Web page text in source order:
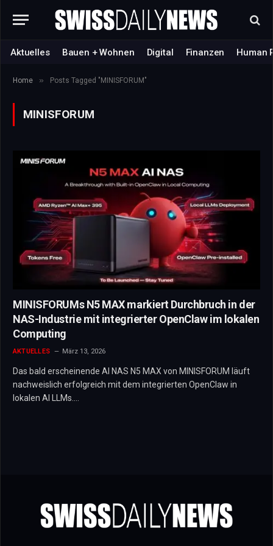
Aktuelles Bauen + Wohnen Digital Finanzen Human
Home » Posts Tagged "MINISFORUM"
MINISFORUM
MINISFORUMs N5 MAX markiert Durchbruch in der
NAS-Industrie mit integrierter OpenClaw im lokalen
Computing
AKTUELLES März 13, 2026
Das bald erscheinende AI NAS N5 MAX von MINISFORUM läuft
nachweislich erfolgreich mit dem integrierten OpenClaw in
lokalen AI LLMs.…